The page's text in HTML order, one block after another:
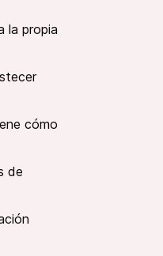
la propia
cómo
de